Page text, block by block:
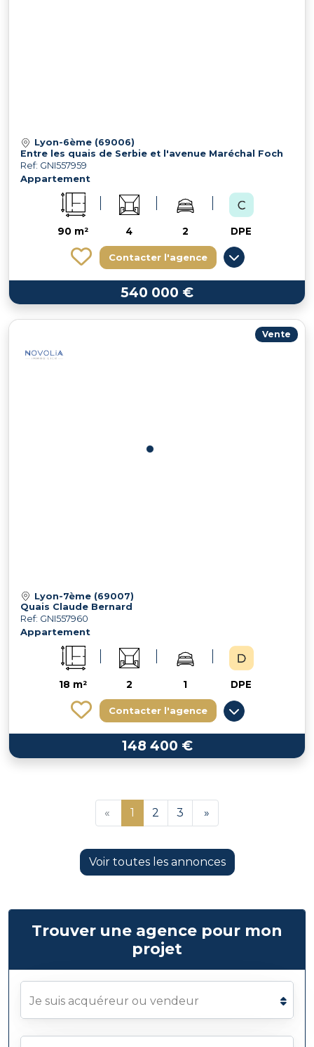
Lyon-6ème (69006)
Entre les quais de Serbie et l'avenue Maréchal Foch
Ref: GNI557959
Appartement
90 m² 4 2 DPE
Contacter l'agence
540 000 €
Vente
Lyon-7ème (69007)
Quais Claude Bernard
Ref: GNI557960
Appartement
18 m² 2 1 DPE
Contacter l'agence
148 400 €
« 1 2 3 »
Voir toutes les annonces
Trouver une agence pour mon
projet
Je suis acquéreur ou vendeur